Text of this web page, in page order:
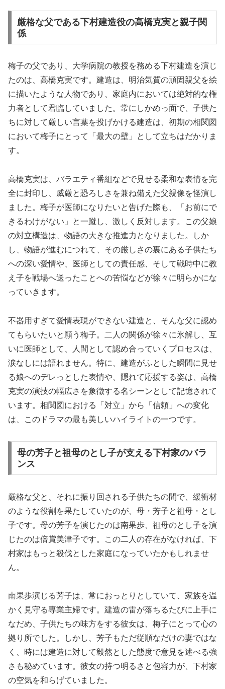
厳格な父である下村建造役の高橋克実と親子関
係
梅子の父であり、大学病院の教授を務める下村建造を演じ
たのは、高橋克実です。建造は、明治気質の頑固親父を絵
に描いたような人物であり、家庭内においては絶対的な権
力者として君臨していました。常にしかめっ面で、子供た
ちに対して厳しい言葉を投げかける建造は、初期の相関図
において梅子にとって「最大の壁」として立ちはだかりま
す。
高橋克実は、バラエティ番組などで見せる柔和な表情を完
全に封印し、威厳と恐ろしさを兼ね備えた父親像を怪演し
ました。梅子が医師になりたいと告げた際も、「お前にで
きるわけがない」と一蹴し、激しく反対します。この父娘
の対立構造は、物語の大きな推進力となりました。しか
し、物語が進むにつれて、その厳しさの裏にある子供たち
への深い愛情や、医師としての責任感、そして戦時中に教
え子を戦場へ送ったことへの苦悩などが徐々に明らかにな
っていきます。
不器用すぎて愛情表現ができない建造と、そんな父に認め
てもらいたいと願う梅子。二人の関係が徐々に氷解し、互
いに医師として、人間として認め合っていくプロセスは、
涙なしには語れません。特に、建造がふとした瞬間に見せ
る娘へのデレっとした表情や、隠れて応援する姿は、高橋
克実の演技の幅広さを象徴する名シーンとして記憶されて
います。相関図における「対立」から「信頼」への変化
は、このドラマの最も美しいハイライトの一つです。
母の芳子と祖母のとし子が支える下村家のバラ
ンス
厳格な父と、それに振り回される子供たちの間で、緩衝材
のような役割を果たしていたのが、母・芳子と祖母・とし
子です。母の芳子を演じたのは南果歩、祖母のとし子を演
じたのは倍賞美津子です。この二人の存在がなければ、下
村家はもっと殺伐とした家庭になっていたかもしれませ
ん。
南果歩演じる芳子は、常におっとりとしていて、家族を温
かく見守る専業主婦です。建造の雷が落ちるたびに上手に
なだめ、子供たちの味方をする彼女は、梅子にとって心の
拠り所でした。しかし、芳子もただ従順なだけの妻ではな
く、時には建造に対して毅然とした態度で意見を述べる強
さも秘めています。彼女の持つ明るさと包容力が、下村家
の空気を和らげていました。